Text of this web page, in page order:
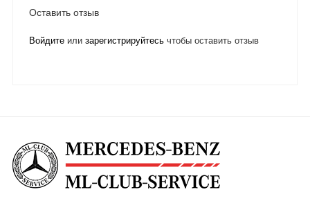
Оставить отзыв
Войдитеили зарегистрируйтесьчтобы оставить отзыв